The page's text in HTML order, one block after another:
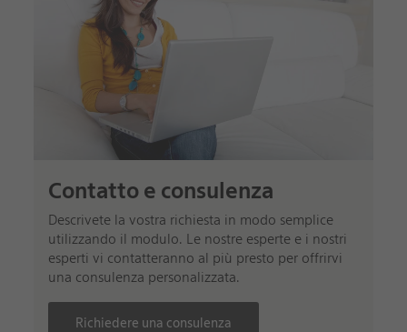
Contatto e consulenza
Descrivete la vostra richiesta in modo semplice
utilizzando il modulo. Le nostre esperte e i nostri
esperti vi contatteranno al più presto per offrirvi
una consulenza personalizzata.
Richiedere una consulenza